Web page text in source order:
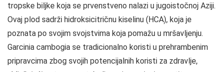
tropske biljke koja se prvenstveno nalazi u jugoistočnoj Aziji.
Ovaj plod sadrži hidroksicitričnu kiselinu (HCA), koja je
poznata po svojim svojstvima koja pomažu u mršavljenju.
Garcinia cambogia se tradicionalno koristi u prehrambenim
pripravcima zbog svojih potencijalnih koristi za zdravlje,